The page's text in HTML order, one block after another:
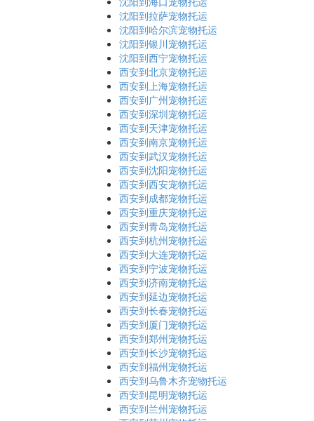
沈阳到拉萨宠物托运
沈阳到哈尔滨宠物托运
沈阳到银川宠物托运
沈阳到西宁宠物托运
西安到北京宠物托运
西安到上海宠物托运
西安到广州宠物托运
西安到深圳宠物托运
西安到天津宠物托运
西安到南京宠物托运
西安到武汉宠物托运
西安到沈阳宠物托运
西安到西安宠物托运
西安到成都宠物托运
西安到重庆宠物托运
西安到青岛宠物托运
西安到杭州宠物托运
西安到大连宠物托运
西安到宁波宠物托运
西安到济南宠物托运
西安到延边宠物托运
西安到长春宠物托运
西安到厦门宠物托运
西安到郑州宠物托运
西安到长沙宠物托运
西安到福州宠物托运
西安到乌鲁木齐宠物托运
西安到昆明宠物托运
西安到兰州宠物托运